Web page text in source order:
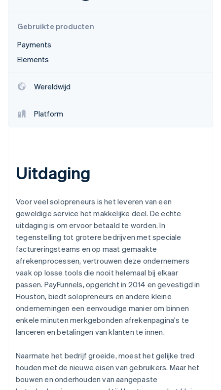
Climate
CO₂-verwijdering
Identity
Online identiteitsverificatie
Ecosysteem
Gebruikte producten
Payments
Elements
Wereldwijd
Platform
Uitdaging
Voor veel solopreneurs is het leveren van een
geweldige service het makkelijke deel. De echte
uitdaging is om ervoor betaald te worden. In
tegenstelling tot grotere bedrijven met speciale
factureringsteams en op maat gemaakte
afrekenprocessen, vertrouwen deze ondernemers
vaak op losse tools die nooit helemaal bij elkaar
passen. PayFunnels, opgericht in 2014 en gevestigd in
Houston, biedt solopreneurs en andere kleine
ondernemingen een eenvoudige manier om binnen
enkele minuten merkgebonden afrekenpagina's te
lanceren en betalingen van klanten te innen.
Naarmate het bedrijf groeide, moest het gelijke tred
houden met de nieuwe eisen van gebruikers. Maar het
bouwen en onderhouden van aangepaste